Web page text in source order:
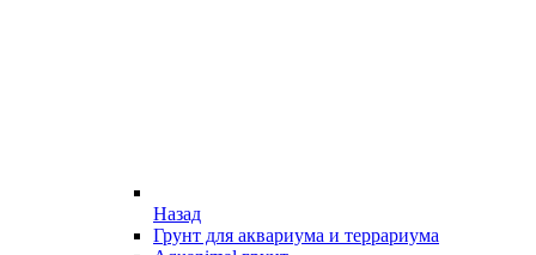
Назад
Грунт для аквариума и террариума